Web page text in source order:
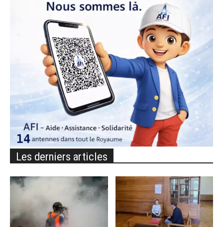
Les derniers articles